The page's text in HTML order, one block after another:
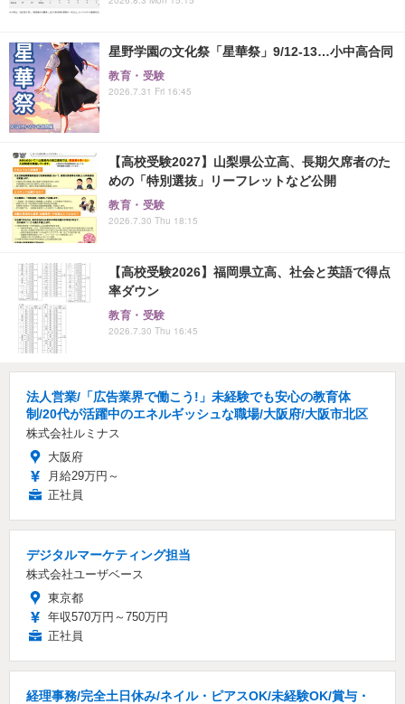
星野学園の文化祭「星華祭」9/12-13…小中高合同
教育・受験
2026.7.31 Fri 16:45
【高校受験2027】山梨県公立高、長期欠席者のた
めの「特別選抜」リーフレットなど公開
教育・受験
2026.7.30 Thu 18:15
【高校受験2026】福岡県立高、社会と英語で得点
率ダウン
教育・受験
2026.7.30 Thu 16:45
法人営業/「広告業界で働こう!」未経験でも安心の教育体
制/20代が活躍中のエネルギッシュな職場/大阪府/大阪市北区
株式会社ルミナス
大阪府
月給29万円～
正社員
デジタルマーケティング担当
株式会社ユーザベース
東京都
年収570万円～750万円
正社員
経理事務/完全土日休み/ネイル・ピアスOK/未経験OK/賞与・